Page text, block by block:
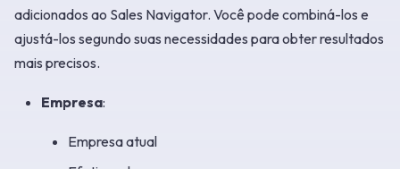
adicionados ao Sales Navigator. Você pode combiná-los e
ajustá-los segundo suas necessidades para obter resultados
mais precisos.
Empresa:
Empresa atual